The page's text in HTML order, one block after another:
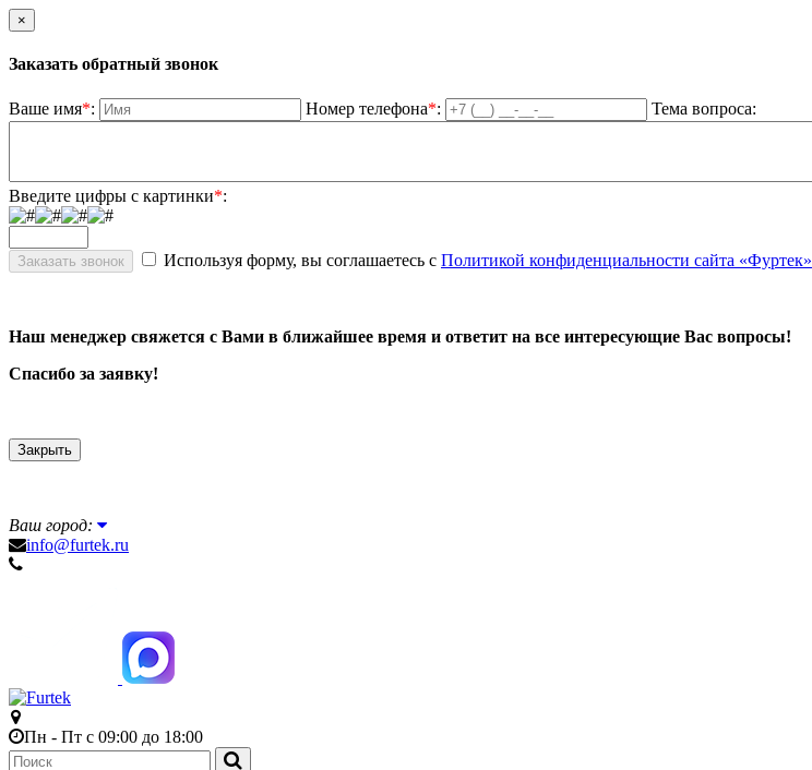
×
Заказать обратный звонок
Ваше имя*: Номер телефона*: Тема вопроса:
Введите цифры с картинки*:
Используя форму, вы соглашаетесь с Политикой конфиденциальности сайта «Фуртек»
Наш менеджер свяжется с Вами в ближайшее время и ответит на все интересующие Вас вопросы!
Спасибо за заявку!
Закрыть
Ваш город:
info@furtek.ru
Пн - Пт с 09:00 до 18:00